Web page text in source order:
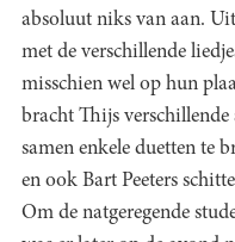
absoluut niks van aan.
met de verschillende
misschien wel op hun
bracht Thijs
samen enkele duetten te
en ook Bart Peeters
Om de natgeregende